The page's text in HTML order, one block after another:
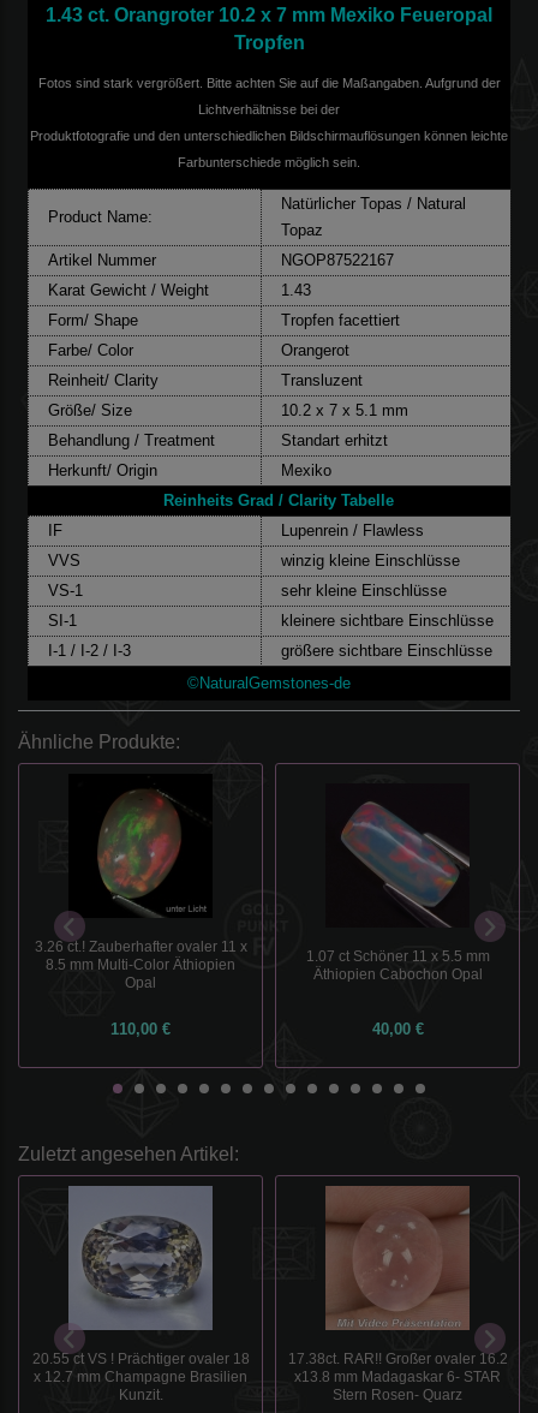
1.43 ct. Orangroter 10.2 x 7 mm Mexiko Feueropal
Tropfen
Fotos sind stark vergrößert. Bitte achten Sie auf die Maßangaben. Aufgrund der
Lichtverhältnisse bei der
Produktfotografie und den unterschiedlichen Bildschirmauflösungen können leichte
Farbunterschiede möglich sein.
Product Name:
Natürlicher Topas / Natural
Topaz
Artikel Nummer
NGOP87522167
Karat Gewicht / Weight
1.43
Form/ Shape
Tropfen facettiert
Farbe/ Color
Orangerot
Reinheit/ Clarity
Transluzent
Größe/ Size
10.2 x 7 x 5.1 mm
Behandlung / Treatment
Standart erhitzt
Herkunft/ Origin
Mexiko
Reinheits Grad / Clarity Tabelle
IF
Lupenrein / Flawless
VVS
winzig kleine Einschlüsse
VS-1
sehr kleine Einschlüsse
SI-1
kleinere sichtbare Einschlüsse
I-1 / I-2 / I-3
größere sichtbare Einschlüsse
©NaturalGemstones-de
Ähnliche Produkte:
3.26 ct.! Zauberhafter ovaler 11 x
8.5 mm Multi-Color Äthiopien
Opal
110,00 €
1.07 ct Schöner 11 x 5.5 mm
Äthiopien Cabochon Opal
40,00 €
Zuletzt angesehen Artikel:
20.55 ct VS ! Prächtiger ovaler 18
x 12.7 mm Champagne Brasilien
Kunzit.
17.38ct. RAR!! Großer ovaler 16.2
x13.8 mm Madagaskar 6- STAR
Stern Rosen- Quarz